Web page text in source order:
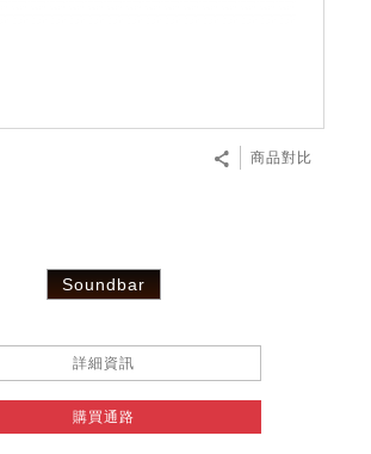
商品對比
Soundbar
詳細資訊
購買通路